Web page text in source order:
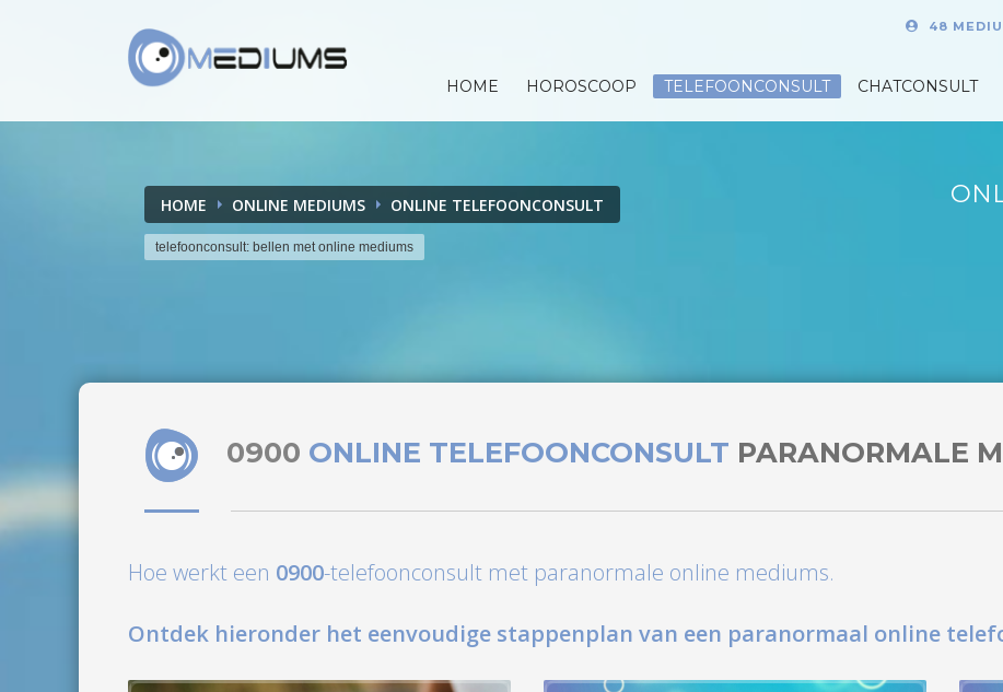
48
HOME HOROSCOOP TELEFOONCONSULT CHATCONSULT
HOME ONLINE MEDIUMS ONLINE TELEFOONCONSULT
telefoonconsult: bellen met online mediums
0900 ONLINE TELEFOONCONSULT PARANORMALE
Hoe werkt een 0900-telefoonconsult met paranormale online mediums.
Ontdek hieronder het eenvoudige stappenplan van een paranormaal online